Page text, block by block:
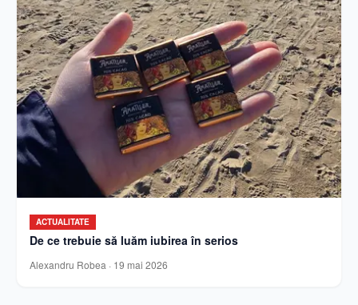
ACTUALITATE
De ce trebuie să luăm iubirea în serios
Alexandru Robea · 19 mai 2026